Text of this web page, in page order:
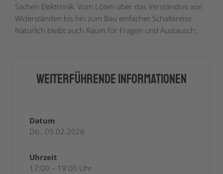
Sachen Elektronik. Vom Löten über das Verständnis von
Widerständen bis hin zum Bau einfacher Schaltkreise.
Natürlich bleibt auch Raum für Fragen und Austausch.
Weiterführende Informationen
Datum
Do., 05.02.2026
Uhrzeit
17:00 – 19:00 Uhr